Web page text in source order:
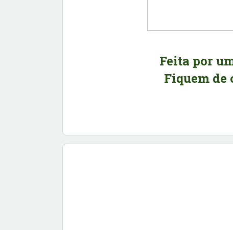
Feita por
Fiquem